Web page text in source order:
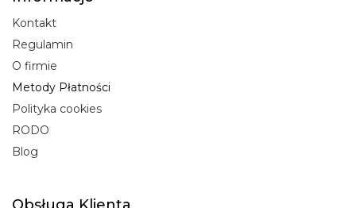
Kontakt
Regulamin
O firmie
Metody Płatności
Polityka cookies
RODO
Blog